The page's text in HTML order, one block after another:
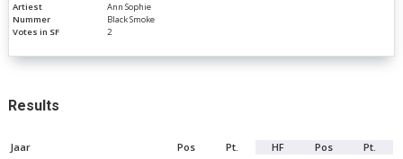
Artiest
Ann Sophie
Nummer
Black Smoke
Votes in SF
2
Results
Jaar Pos Pt. HF Pos Pt.